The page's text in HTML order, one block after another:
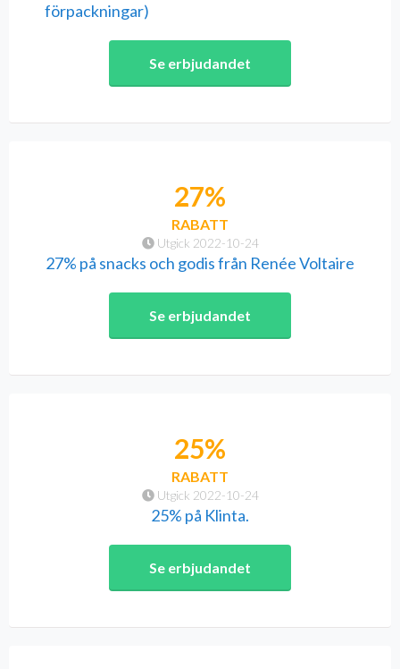
förpackningar)
Se erbjudandet
Utgick 2022-10-24
27%
RABATT
27% på snacks och godis från Renée Voltaire
Se erbjudandet
Utgick 2022-10-24
25%
RABATT
25% på Klinta.
Se erbjudandet